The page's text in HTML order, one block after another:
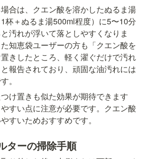
合は、クエン酸を溶かしたぬるま湯
1杯＋ぬるま湯500ml程度）に5〜10分
汚れが浮いて落としやすくなりま
知恵袋ユーザーの方も「クエン酸を
きしたところ、軽く濯ぐだけで汚れ
報告されており、頑固な油汚れには
。
け置きも似た効果が期待できます
すい点に注意が必要です。クエン酸
すいためおすすめです。
ターの掃除手順